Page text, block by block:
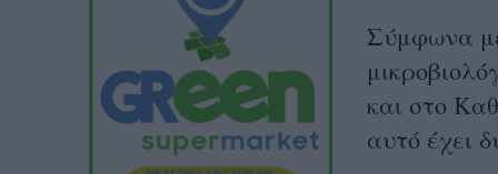
Σύμφωνα
και στο
αυτό έχει